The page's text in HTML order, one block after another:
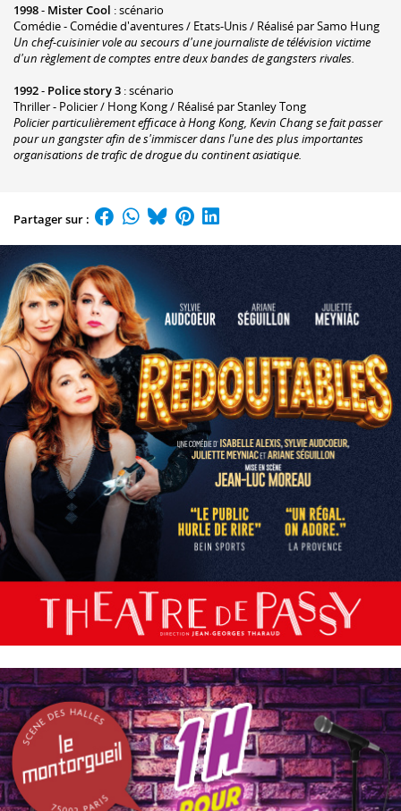
1998- Mister Cool : scénario
Comédie - Comédie d'aventures / Etats-Unis / Réalisé par Samo Hung
Un chef-cuisinier vole au secours d'une journaliste de télévision victime
d'un règlement de comptes entre deux bandes de gangsters rivales.
1992- Police story 3 : scénario
Thriller - Policier / Hong Kong / Réalisé par Stanley Tong
Policier particulièrement efficace à Hong Kong, Kevin Chang se fait passer
pour un gangster afin de s'immiscer dans l'une des plus importantes
organisations de trafic de drogue du continent asiatique.
Partager sur :